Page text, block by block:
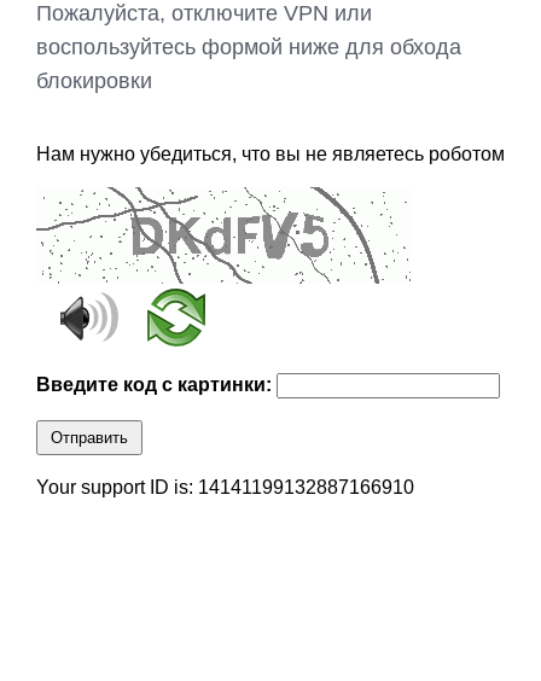
Пожалуйста, отключите VPN или
воспользуйтесь формой ниже для обхода
блокировки
Нам нужно убедиться, что вы не являетесь роботом
Введите код с картинки:
Отправить
Your support ID is: 14141199132887166910